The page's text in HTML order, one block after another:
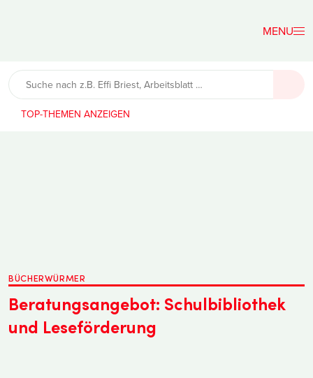
Lehrerfreund
TOP-THEMEN
BÜCHERWÜRMER
Beratungsangebot: Schulbibliothek
und Leseförderung